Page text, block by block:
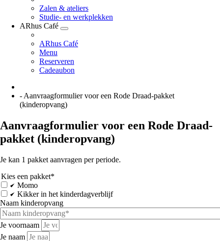
Zalen & ateliers
Studie- en werkplekken
ARhus Café
ARhus Café
Menu
Reserveren
Cadeaubon
bent
- Aanvraagformulier voor een Rode Draad-pakket
(kinderopvang)
Aanvraagformulier voor een Rode Draad-
pakket (kinderopvang)
Je kan 1 pakket aanvragen per periode.
Kies een pakket*
Momo
Kikker in het kinderdagverblijf
Naam kinderopvang
Je voornaam
Je naam